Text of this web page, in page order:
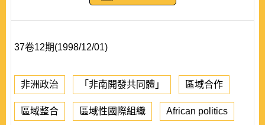
37卷12期(1998/12/01)
非洲政治 「非南開發共同體」 區域合作
區域整合 區域性國際組織 African politics